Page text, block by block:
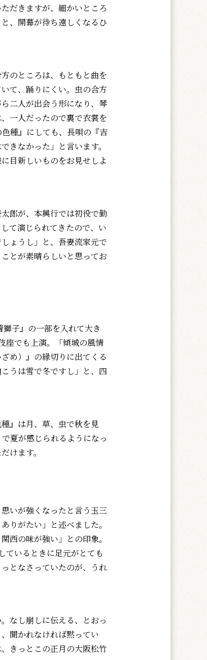
だきますが、細かいところ
、開幕が待ち遠しくなるひ
のところは、もともと曲を
て、踊りにくい。虫の合方
二人が出会う形になり、琴
一人だったので裏で衣裳を
種』にしても、長唄の『吉
きなかった」と言います。
目新しいものをお見せしよ
郎が、本興行では初役で勤
て演じられてきたので、い
ょうし」と、吾妻流家元で
とが素晴らしいと思ってお
子』の一部を入れて大き
座でも上演。「傾城の風情
め）』の縁切りに出てくる
うは雪で冬ですし」と、四
』は月、草、虫で秋を見
夏が感じられるようになっ
けます。
いが強くなったと言う玉三
りがたい」と述べました。
西の味が強い」との印象。
ているときに足元がとても
となさっていたのが、うれ
なし崩しに伝える、とおっ
聞かれなければ黙ってい
きっとこの正月の大阪松竹